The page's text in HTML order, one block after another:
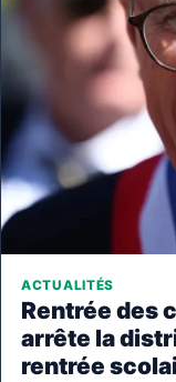
ACTUALITÉS
Rentrée des
arrête la
rentrée